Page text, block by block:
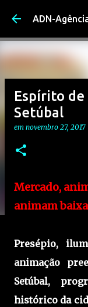
ADN-
Espírito
Setúbal
em novembro 27, 2017
Mercado,
animam
Presépio,
animação
Setúbal,
histórico da